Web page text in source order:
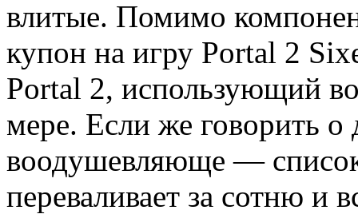
влитые. Помимо
купон на игру Portal 2
Portal 2, использующий
мере. Если же говорить о
воодушевляюще —
переваливает за сотню и